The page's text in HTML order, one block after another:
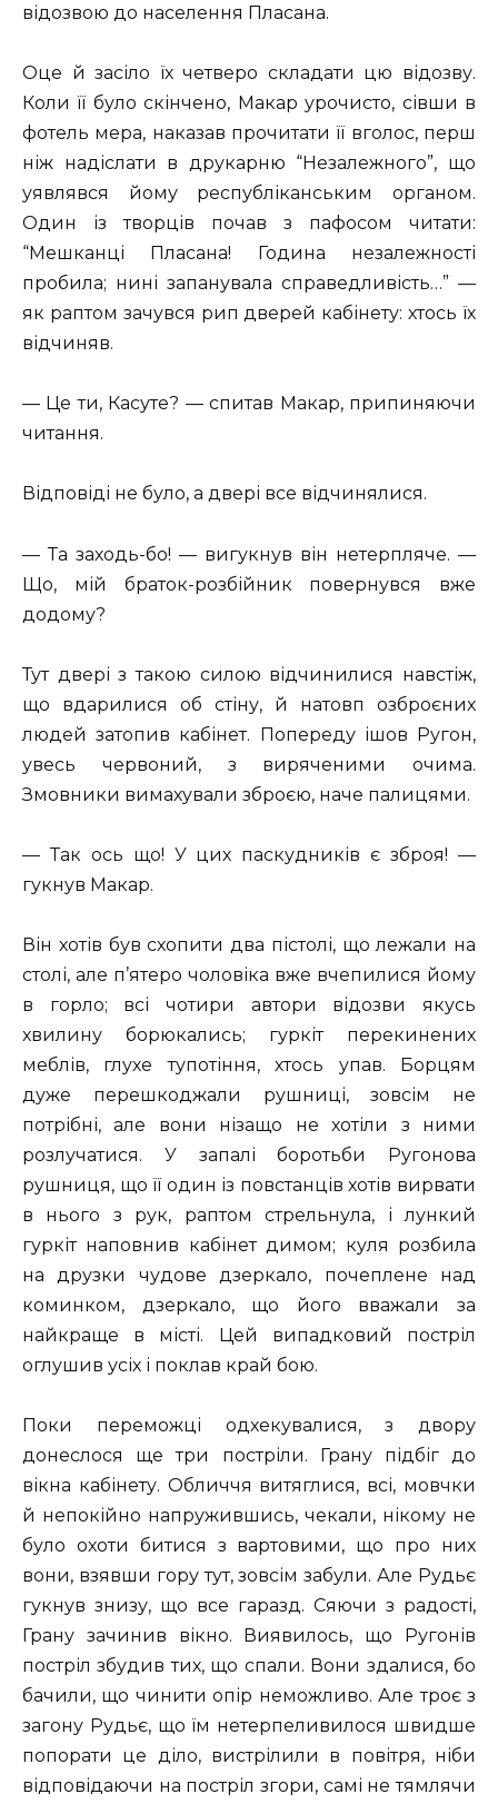
відозвою до населення Пласана.
Оце й засіло їх четверо складати цю відозву.
Коли її було скінчено, Макар урочисто, сівши в
фотель мера, наказав прочитати її вголос, перш
ніж надіслати в друкарню “Незалежного”, що
уявлявся йому республіканським органом.
Один із творців почав з пафосом читати:
“Мешканці Пласана! Година незалежності
пробила; нині запанувала справедливість…” —
як раптом зачувся рип дверей кабінету: хтось їх
відчиняв.
— Це ти, Касуте? — спитав Макар, припиняючи
читання.
Відповіді не було, а двері все відчинялися.
— Та заходь-бо! — вигукнув він нетерпляче. —
Що, мій браток-розбійник повернувся вже
додому?
Тут двері з такою силою відчинилися навстіж,
що вдарилися об стіну, й натовп озброєних
людей затопив кабінет. Попереду ішов Ругон,
увесь червоний, з виряченими очима.
Змовники вимахували зброєю, наче палицями.
— Так ось що! У цих паскудників є зброя! —
гукнув Макар.
Він хотів був схопити два пістолі, що лежали на
столі, але п’ятеро чоловіка вже вчепилися йому
в горло; всі чотири автори відозви якусь
хвилину борюкались; гуркіт перекинених
меблів, глухе тупотіння, хтось упав. Борцям
дуже перешкоджали рушниці, зовсім не
потрібні, але вони нізащо не хотіли з ними
розлучатися. У запалі боротьби Ругонова
рушниця, що її один із повстанців хотів вирвати
в нього з рук, раптом стрельнула, і лункий
гуркіт наповнив кабінет димом; куля розбила
на друзки чудове дзеркало, почеплене над
коминком, дзеркало, що його вважали за
найкраще в місті. Цей випадковий постріл
оглушив усіх і поклав край бою.
Поки переможці одхекувалися, з двору
донеслося ще три постріли. Грану підбіг до
вікна кабінету. Обличчя витяглися, всі, мовчки
й непокійно напружившись, чекали, нікому не
було охоти битися з вартовими, що про них
вони, взявши гору тут, зовсім забули. Але Рудьє
гукнув знизу, що все гаразд. Сяючи з радості,
Грану зачинив вікно. Виявилось, що Ругонів
постріл збудив тих, що спали. Вони здалися, бо
бачили, що чинити опір неможливо. Але троє з
загону Рудьє, що їм нетерпеливилося швидше
попорати це діло, вистрілили в повітря, ніби
відповідаючи на постріл згори, самі не тямлячи